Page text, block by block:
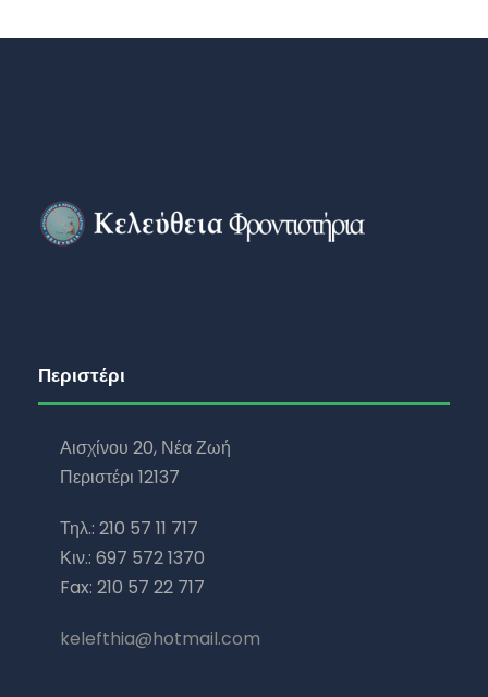
Περιστέρι
Αισχίνου 20, Νέα Ζωή
Περιστέρι 12137
Τηλ.: 210 57 11 717
Κιν.: 697 572 1370
Fax: 210 57 22 717
kelefthia@hotmail.com